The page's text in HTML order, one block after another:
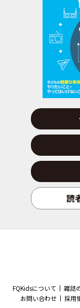
読
FQKidsについて 雑誌
お問い合わせ
採用